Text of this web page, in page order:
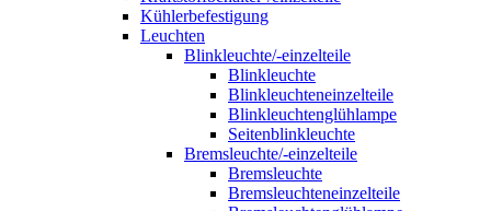
Kühlerbefestigung
Leuchten
Blinkleuchte/-einzelteile
Blinkleuchte
Blinkleuchteneinzelteile
Blinkleuchtenglühlampe
Seitenblinkleuchte
Bremsleuchte/-einzelteile
Bremsleuchte
Bremsleuchteneinzelteile